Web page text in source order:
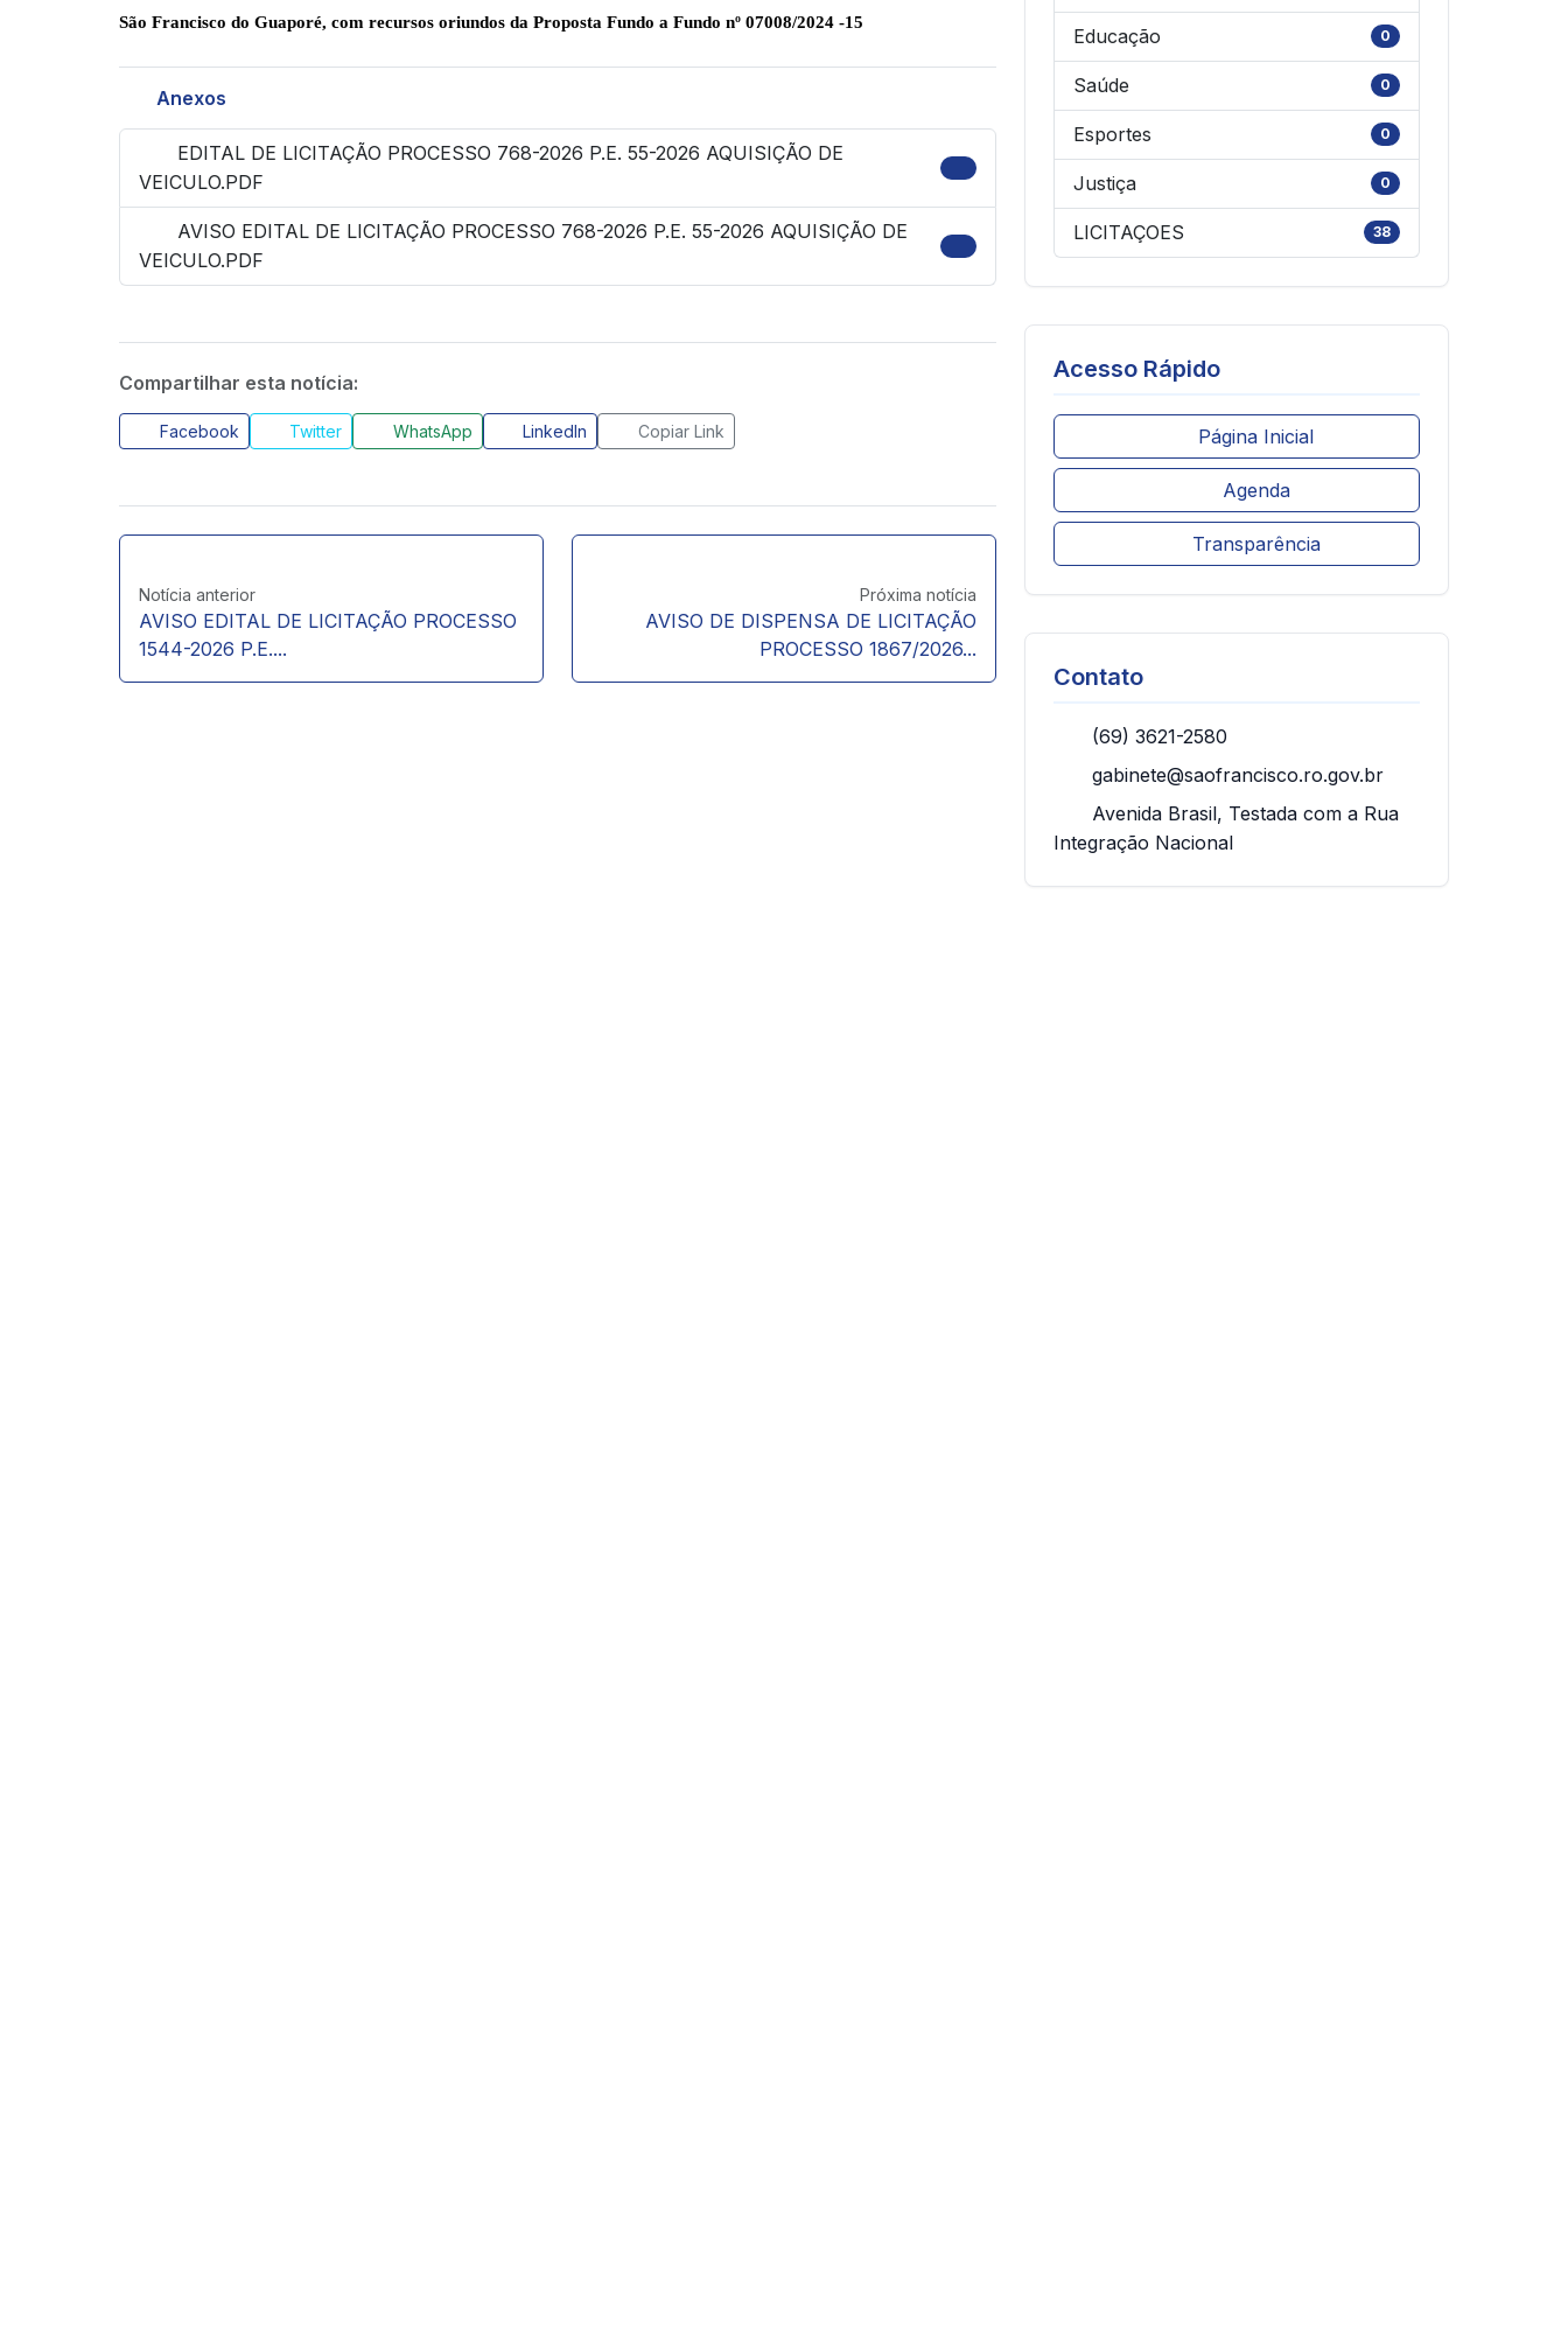
São Francisco do Guaporé, com recursos oriundos da Proposta Fundo a Fundo nº 07008/2024 -15
Anexos
EDITAL DE LICITAÇÃO PROCESSO 768-2026 P.E. 55-2026 AQUISIÇÃO DE
VEICULO.PDF
AVISO EDITAL DE LICITAÇÃO PROCESSO 768-2026 P.E. 55-2026 AQUISIÇÃO DE
VEICULO.PDF
Compartilhar esta notícia:
Facebook Twitter WhatsApp LinkedIn Copiar Link
Notícia anterior
AVISO EDITAL DE LICITAÇÃO PROCESSO
1544-2026 P.E....
Próxima notícia
AVISO DE DISPENSA DE LICITAÇÃO
PROCESSO 1867/2026...
Educação 0
Saúde 0
Esportes 0
Justiça 0
LICITAÇOES 38
Acesso Rápido
Página Inicial
Agenda
Transparência
Contato
(69) 3621-2580
gabinete@saofrancisco.ro.gov.br
Avenida Brasil, Testada com a Rua
Integração Nacional